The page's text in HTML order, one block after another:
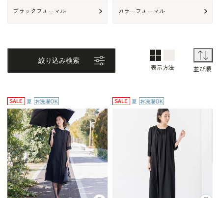
ブラックフォーマル カラーフォーマル
絞り込み検索
表示方法
TOP画面表
並び順